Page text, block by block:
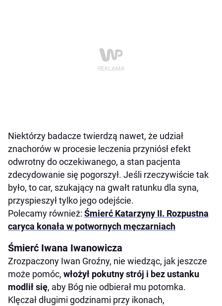
Niektórzy badacze twierdzą nawet, że udział
znachorów w procesie leczenia przyniósł efekt
odwrotny do oczekiwanego, a stan pacjenta
zdecydowanie się pogorszył. Jeśli rzeczywiście tak
było, to car, szukający na gwałt ratunku dla syna,
przyspieszył tylko jego odejście.
Polecamy również: Śmierć Katarzyny II. Rozpustna
caryca konała w potwornych męczarniach
Śmierć Iwana Iwanowicza
Zrozpaczony Iwan Groźny, nie wiedząc, jak jeszcze
może pomóc, włożył pokutny strój i bez ustanku
modlił się, aby Bóg nie odbierał mu potomka.
Klęczał długimi godzinami przy ikonach,